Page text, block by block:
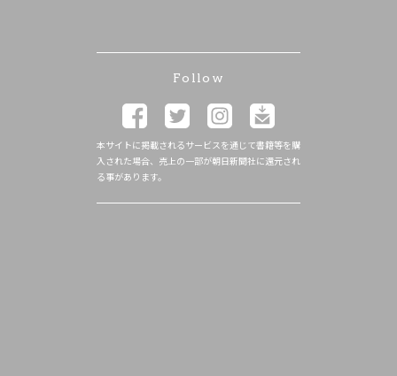
Follow
本サイトに掲載されるサービスを通じて書籍等を購
入された場合、売上の一部が朝日新聞社に還元され
る事があります。